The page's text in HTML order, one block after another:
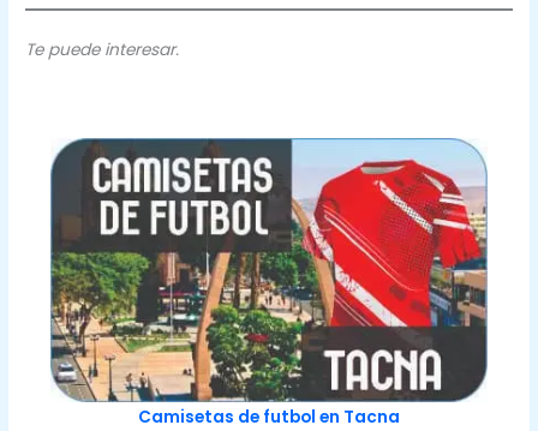
Te puede interesar.
Camisetas de futbol en Tacna